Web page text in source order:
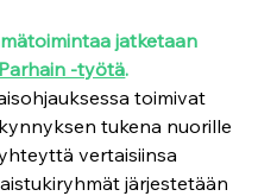
jatketaan
-työtä.
toimivat
tukena nuorille
vertaisiinsa
järjestetään